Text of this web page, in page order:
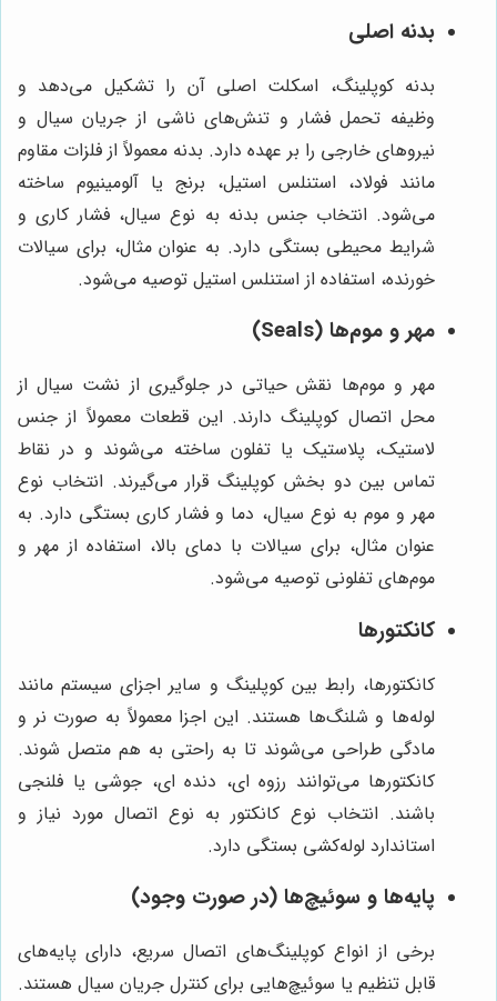
بدنه اصلی
بدنه کوپلینگ، اسکلت اصلی آن را تشکیل می‌دهد و
وظیفه تحمل فشار و تنش‌های ناشی از جریان سیال و
نیروهای خارجی را بر عهده دارد. بدنه معمولاً از فلزات مقاوم
مانند فولاد، استنلس استیل، برنج یا آلومینیوم ساخته
می‌شود. انتخاب جنس بدنه به نوع سیال، فشار کاری و
شرایط محیطی بستگی دارد. به عنوان مثال، برای سیالات
خورنده، استفاده از استنلس استیل توصیه می‌شود.
مهر و موم‌ها (Seals)
مهر و موم‌ها نقش حیاتی در جلوگیری از نشت سیال از
محل اتصال کوپلینگ دارند. این قطعات معمولاً از جنس
لاستیک، پلاستیک یا تفلون ساخته می‌شوند و در نقاط
تماس بین دو بخش کوپلینگ قرار می‌گیرند. انتخاب نوع
مهر و موم به نوع سیال، دما و فشار کاری بستگی دارد. به
عنوان مثال، برای سیالات با دمای بالا، استفاده از مهر و
موم‌های تفلونی توصیه می‌شود.
کانکتورها
کانکتورها، رابط بین کوپلینگ و سایر اجزای سیستم مانند
لوله‌ها و شلنگ‌ها هستند. این اجزا معمولاً به صورت نر و
مادگی طراحی می‌شوند تا به راحتی به هم متصل شوند.
کانکتورها می‌توانند رزوه ای، دنده ای، جوشی یا فلنجی
باشند. انتخاب نوع کانکتور به نوع اتصال مورد نیاز و
استاندارد لوله‌کشی بستگی دارد.
پایه‌ها و سوئیچ‌ها (در صورت وجود)
برخی از انواع کوپلینگ‌های اتصال سریع، دارای پایه‌های
قابل تنظیم یا سوئیچ‌هایی برای کنترل جریان سیال هستند.